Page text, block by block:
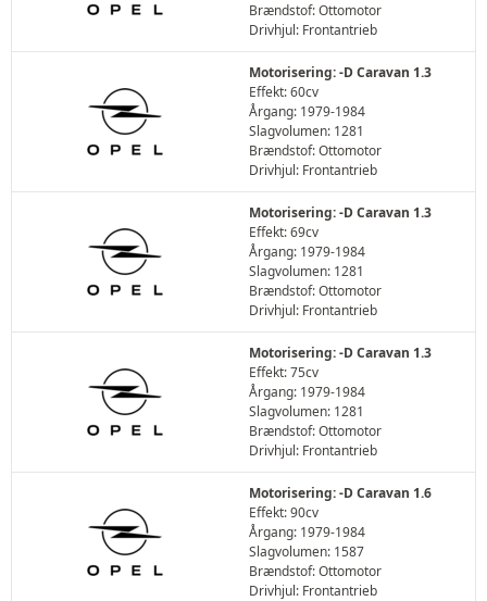
Brændstof: Ottomotor
Drivhjul: Frontantrieb
Motorisering: -D Caravan 1.3
Effekt: 60cv
Årgang: 1979-1984
Slagvolumen: 1281
Brændstof: Ottomotor
Drivhjul: Frontantrieb
Motorisering: -D Caravan 1.3
Effekt: 69cv
Årgang: 1979-1984
Slagvolumen: 1281
Brændstof: Ottomotor
Drivhjul: Frontantrieb
Motorisering: -D Caravan 1.3
Effekt: 75cv
Årgang: 1979-1984
Slagvolumen: 1281
Brændstof: Ottomotor
Drivhjul: Frontantrieb
Motorisering: -D Caravan 1.6
Effekt: 90cv
Årgang: 1979-1984
Slagvolumen: 1587
Brændstof: Ottomotor
Drivhjul: Frontantrieb